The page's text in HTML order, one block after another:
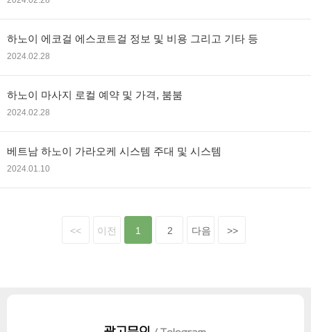
하노이 에코걸 에스코트걸 정보 및 비용 그리고 기타 등
2024.02.28
하노이 마사지 로컬 예약 및 가격, 붐붐
2024.02.28
베트남 하노이 가라오케 시스템 주대 및 시스템
2024.01.10
<< 이전 1 2 다음 >>